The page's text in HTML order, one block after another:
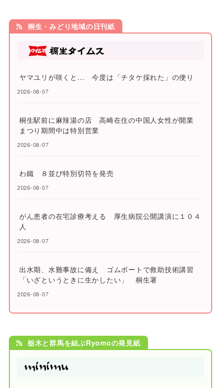
桐生・みどり地域の日刊紙
ヤマユリが咲くと… 今度は「チタケ採れた」の便り
2026-08-07
桐生駅前に麻辣湯の店 高崎在住の中国人女性が開業
まつり期間中は特別営業
2026-08-07
わ鐵 ８並び特別切符を発売
2026-08-07
がん患者の在宅診療考える 厚生病院公開講演に１０４
人
2026-08-07
出水期、水難事故に備え ゴムボートで救助技術講習
「いざというときに生かしたい」 桐生署
2026-08-07
栃木と群馬を結ぶRyomoの発見紙